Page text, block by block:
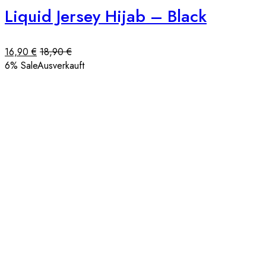
Liquid Jersey Hijab – Black
16,90€ 18,90€
6% SaleAusverkauft